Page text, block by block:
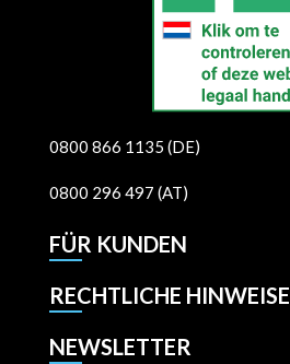
0800 866 1135 (DE)
0800 296 497 (AT)
FÜR KUNDEN
RECHTLICHE HINWEISE
NEWSLETTER